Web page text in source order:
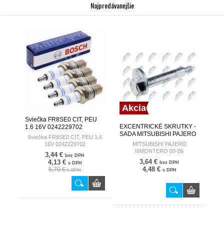
Najpredávanejšie
Sviečka FR8SE0 CIT, PEU
1.6 16V 0242229702
BOSCH GERMANY
Sviečka FR8SE0 CIT, PEU 1.6
16V 0242229702
3,44 € bez DPH
4,13 € s DPH
5,70 €s DPH
Akcia
EXCENTRICKÉ SKRUTKY -
SADA MITSUBISHI PAJERO
IIIMONTERO 00-06
MR418674 ZWT-MS-040S
MITSUBISHI PAJERO
IIIMONTERO 00-06
3,64 € bez DPH
4,48 € s DPH